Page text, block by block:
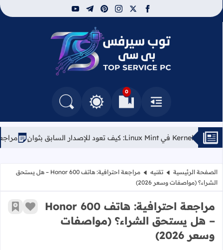
facebook
x
instagram
pinterest
telegram
youtube
توب سيرفس
القائمة
0
العلامات المرجعيةالتغيير بين الوضع النهاري والداكن
البحث في المدونة
مراجعة لابتوب Kubuntu Focus Air (الجيل الأول): الخيار الأمثل لعشاق لينكس
الصفحة الرئيسية تقنيه
مراجعة احترافية: هاتف Honor 600 – هل يستحق
الشراء؟ (مواصفات وسعر 2026)
مراجعة احترافية: هاتف Honor 600
– هل يستحق الشراء؟ (مواصفات
وسعر 2026)
زر أضف